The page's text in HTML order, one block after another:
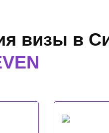
визы в